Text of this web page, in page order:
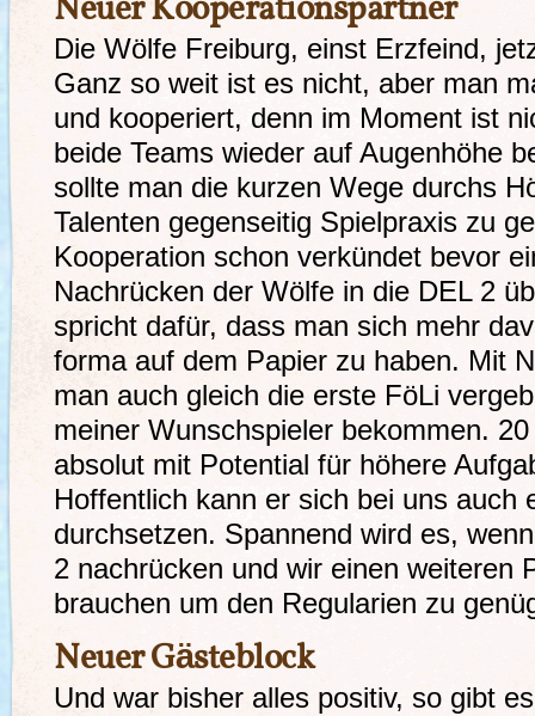
Neuer Kooperationspartner
Die Wölfe Freiburg, einst Erzfeind,
Ganz so weit ist es nicht, aber man
und kooperiert, denn im Moment ist
beide Teams wieder auf Augenhöhe
sollte man die kurzen Wege durchs
Talenten gegenseitig Spielpraxis zu
Kooperation schon verkündet bevor
Nachrücken der Wölfe in die DEL 2
spricht dafür, dass man sich mehr
forma auf dem Papier zu haben. Mit
man auch gleich die erste FöLi
meiner Wunschspieler bekommen.
absolut mit Potential für höhere
Hoffentlich kann er sich bei uns auch
durchsetzen. Spannend wird es,
2 nachrücken und wir einen weiteren
brauchen um den Regularien zu
Neuer Gästeblock
Und war bisher alles positiv, so gibt